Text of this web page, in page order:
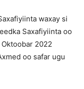
waxay si
Saxafiyiinta oo
2022
oo safar ugu